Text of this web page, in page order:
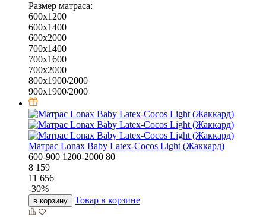
Размер матраса:
600х1200
600х1400
600х2000
700х1400
700х1600
700х2000
800х1900/2000
900х1900/2000
Матрас Lonax Baby Latex-Cocos Light (Жаккард)
600-900 1200-2000 80
8 159
11 656
-30%
в корзину Товар в корзине